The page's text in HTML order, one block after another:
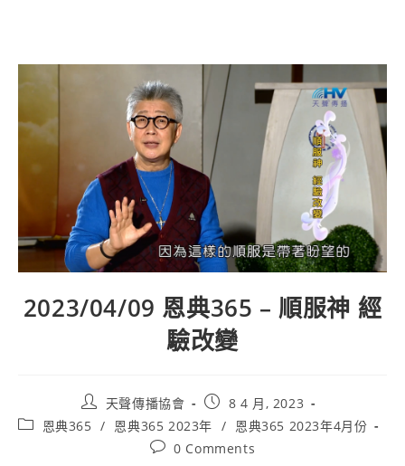
2023/04/09 恩典365 – 順服神 經
驗改變
天聲傳播協會
8 4 月, 2023
恩典365 / 恩典365 2023年 /
恩典365 2023年4月份
0 Comments